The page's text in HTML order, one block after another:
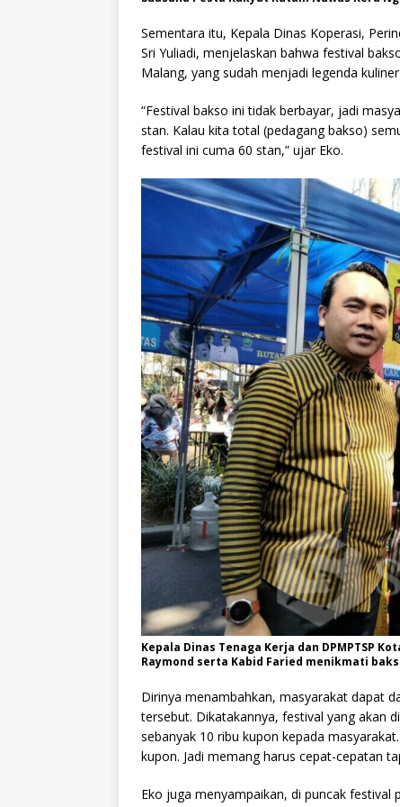
Sementara itu, Kepala Dinas Koperasi,
Sri Yuliadi, menjelaskan bahwa festival
Malang, yang sudah menjadi legenda
“Festival bakso ini tidak berbayar, jadi
stan. Kalau kita total (pedagang bakso)
festival ini cuma 60 stan,” ujar Eko.
Kepala Dinas Tenaga Kerja dan DPMPTSP
Raymond serta Kabid Faried menikmati
Dirinya menambahkan, masyarakat dapat
tersebut. Dikatakannya, festival yang akan
sebanyak 10 ribu kupon kepada
kupon. Jadi memang harus cepat-cepatan
Eko juga menyampaikan, di puncak festival